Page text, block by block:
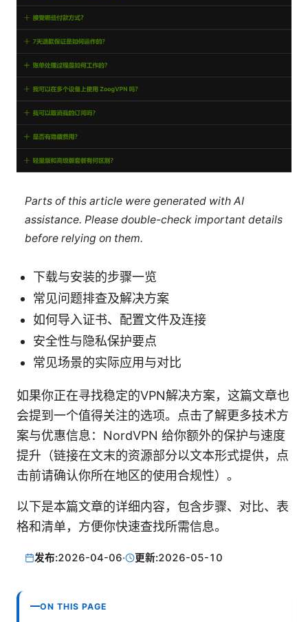
Parts of this article were generated with AI
assistance. Please double-check important details
before relying on them.
下载与安装的步骤一览
常见问题排查及解决方案
如何导入证书、配置文件及连接
安全性与隐私保护要点
常见场景的实际应用与对比
如果你正在寻找稳定的VPN解决方案，这篇文章也
会提到一个值得关注的选项。点击了解更多技术方
案与优惠信息：NordVPN 给你额外的保护与速度
提升（链接在文末的资源部分以文本形式提供，点
击前请确认你所在地区的使用合规性）。
以下是本篇文章的详细内容，包含步骤、对比、表
格和清单，方便你快速查找所需信息。
发布:2026-04-06· 更新:2026-05-10
ON THIS PAGE